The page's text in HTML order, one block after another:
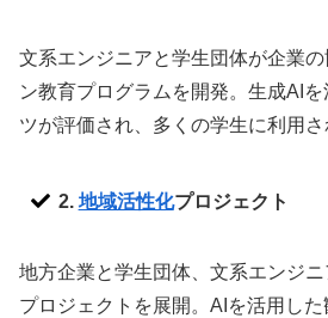
文系エンジニアと学生団体が企業
ン教育プログラムを開発。生成AI
ツが評価され、多くの学生に利用さ
2. 地域活性化プロジェクト
地方企業と学生団体、文系エンジ
プロジェクトを展開。AIを活用した